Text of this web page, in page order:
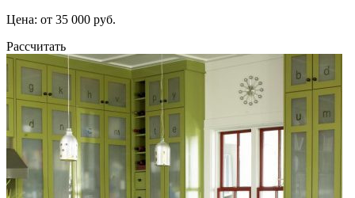
Цена: от 35 000 руб.
Рассчитать